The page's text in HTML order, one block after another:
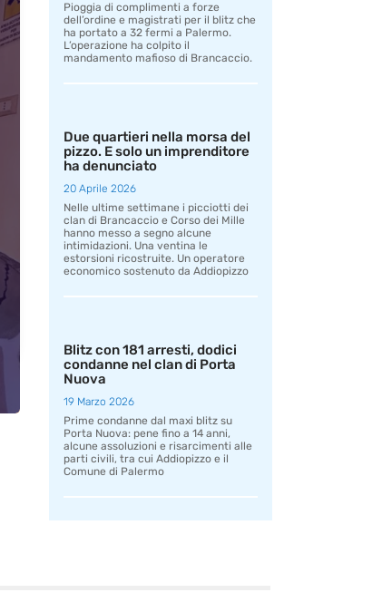
Pioggia di complimenti a forze
dell’ordine e magistrati per il blitz che
ha portato a 32 fermi a Palermo.
L’operazione ha colpito il
mandamento mafioso di Brancaccio.
Due quartieri nella morsa del
pizzo. E solo un imprenditore
ha denunciato
20 Aprile 2026
Nelle ultime settimane i picciotti dei
clan di Brancaccio e Corso dei Mille
hanno messo a segno alcune
intimidazioni. Una ventina le
estorsioni ricostruite. Un operatore
economico sostenuto da Addiopizzo
Blitz con 181 arresti, dodici
condanne nel clan di Porta
Nuova
19 Marzo 2026
Prime condanne dal maxi blitz su
Porta Nuova: pene fino a 14 anni,
alcune assoluzioni e risarcimenti alle
parti civili, tra cui Addiopizzo e il
Comune di Palermo